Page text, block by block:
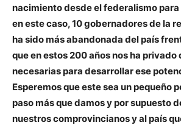
nacimiento desde el federalismo para
en este caso, 10 gobernadores de la
ha sido más abandonada del país
que en estos 200 años nos ha privado
necesarias para desarrollar ese
Esperemos que este sea un pequeño
paso más que damos y por supuesto
nuestros comprovincianos y al país